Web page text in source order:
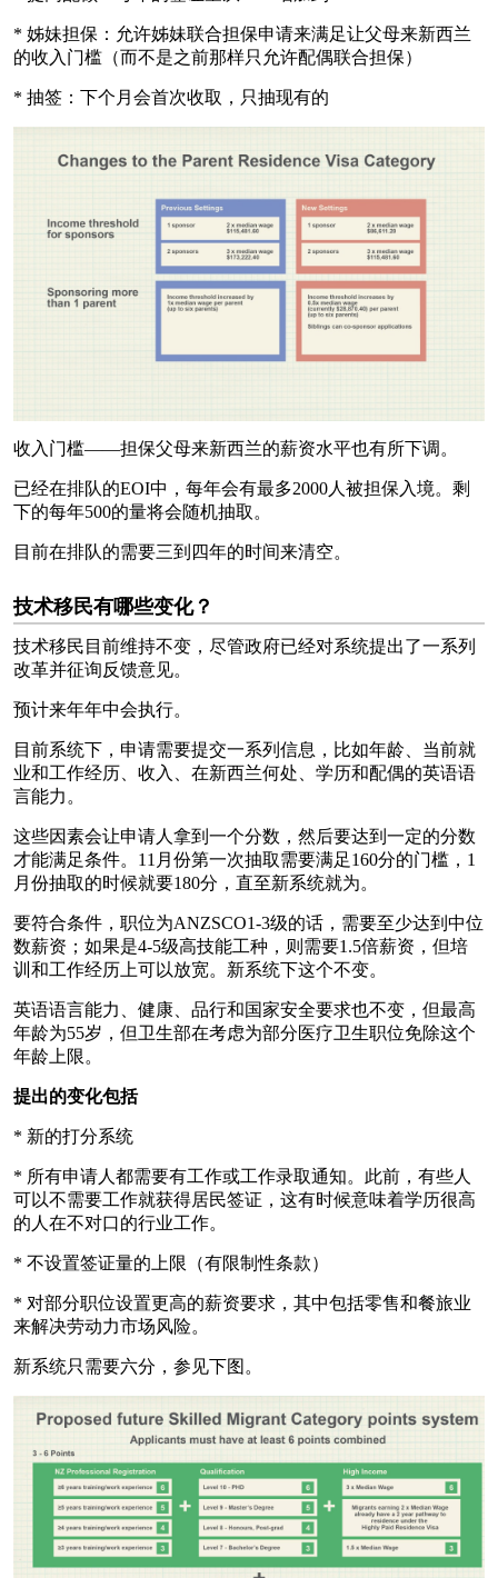
* 姊妹担保：允许姊妹联合担保申请来满足让父母来新西兰
的收入门槛（而不是之前那样只允许配偶联合担保）
* 抽签：下个月会首次收取，只抽现有的
收入门槛——担保父母来新西兰的薪资水平也有所下调。
已经在排队的EOI中，每年会有最多2000人被担保入境。剩
下的每年500的量将会随机抽取。
目前在排队的需要三到四年的时间来清空。
技术移民有哪些变化？
技术移民目前维持不变，尽管政府已经对系统提出了一系列
改革并征询反馈意见。
预计来年年中会执行。
目前系统下，申请需要提交一系列信息，比如年龄、当前就
业和工作经历、收入、在新西兰何处、学历和配偶的英语语
言能力。
这些因素会让申请人拿到一个分数，然后要达到一定的分数
才能满足条件。11月份第一次抽取需要满足160分的门槛，1
月份抽取的时候就要180分，直至新系统就为。
要符合条件，职位为ANZSCO1-3级的话，需要至少达到中位
数薪资；如果是4-5级高技能工种，则需要1.5倍薪资，但培
训和工作经历上可以放宽。新系统下这个不变。
英语语言能力、健康、品行和国家安全要求也不变，但最高
年龄为55岁，但卫生部在考虑为部分医疗卫生职位免除这个
年龄上限。
提出的变化包括
* 新的打分系统
* 所有申请人都需要有工作或工作录取通知。此前，有些人
可以不需要工作就获得居民签证，这有时候意味着学历很高
的人在不对口的行业工作。
* 不设置签证量的上限（有限制性条款）
* 对部分职位设置更高的薪资要求，其中包括零售和餐旅业
来解决劳动力市场风险。
新系统只需要六分，参见下图。